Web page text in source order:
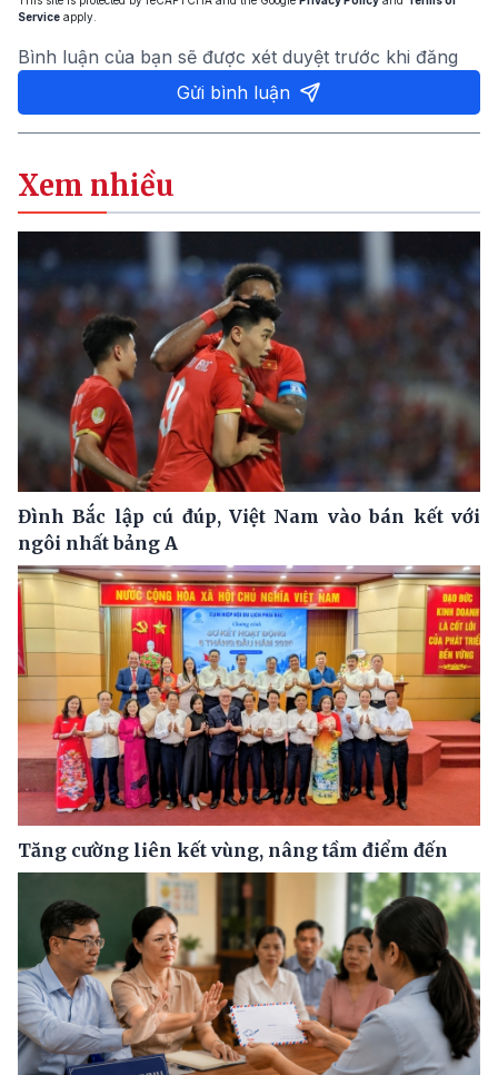
Service apply.
Bình luận của bạn sẽ được xét duyệt trước khi đăng
Gửi bình luận
Xem nhiều
Đình Bắc lập cú đúp, Việt Nam vào bán kết với
ngôi nhất bảng A
Tăng cường liên kết vùng, nâng tầm điểm đến